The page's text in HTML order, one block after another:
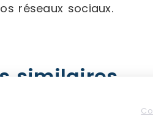
réseaux sociaux.
similaires